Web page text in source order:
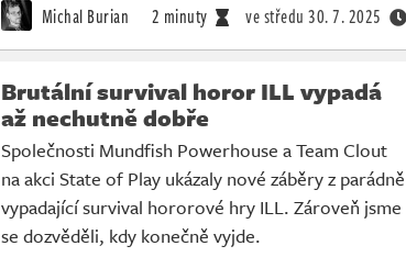
Michal Burian 2 minuty ve středu 30. 7. 2025
Brutální survival horor ILL vypadá
až nechutně dobře
Společnosti Mundfish Powerhouse a Team Clout
na akci State of Play ukázaly nové záběry z parádně
vypadající survival hororové hry ILL. Zároveň jsme
se dozvěděli, kdy konečně vyjde.